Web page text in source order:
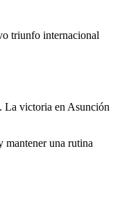
triunfo internacional
La victoria en Asunción
mantener una rutina